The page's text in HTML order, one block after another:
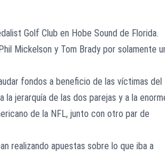
Golf Club en Hobe Sound de Florida.
Mickelson y Tom Brady por solamente
fondos a beneficio de las víctimas del
jerarquía de las dos parejas y a la
de la NFL, junto con otro par de
realizando apuestas sobre lo que iba a